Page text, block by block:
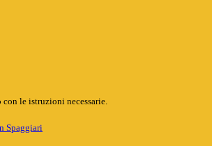
le istruzioni necessarie.
Spaggiari